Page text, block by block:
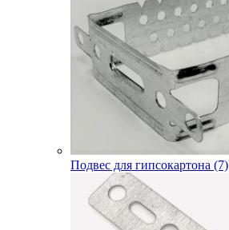
Подвес для гипсокартона (7)